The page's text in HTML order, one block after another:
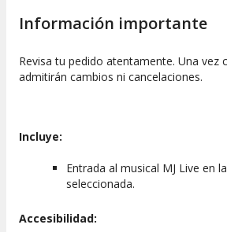
Información importante
Revisa tu pedido atentamente. Una vez
admitirán cambios ni cancelaciones.
Incluye:
Entrada al musical MJ Live en
seleccionada.
Accesibilidad: